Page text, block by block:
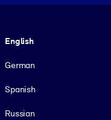
English
German
Spanish
Russian